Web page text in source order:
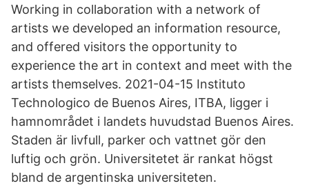
Working in collaboration with a network of
artists we developed an information resource,
and offered visitors the opportunity to
experience the art in context and meet with the
artists themselves. 2021-04-15 Instituto
Technologico de Buenos Aires, ITBA, ligger i
hamnområdet i landets huvudstad Buenos Aires.
Staden är livfull, parker och vattnet gör den
luftig och grön. Universitetet är rankat högst
bland de argentinska universiteten.